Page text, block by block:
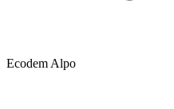
Ecodem Alpo